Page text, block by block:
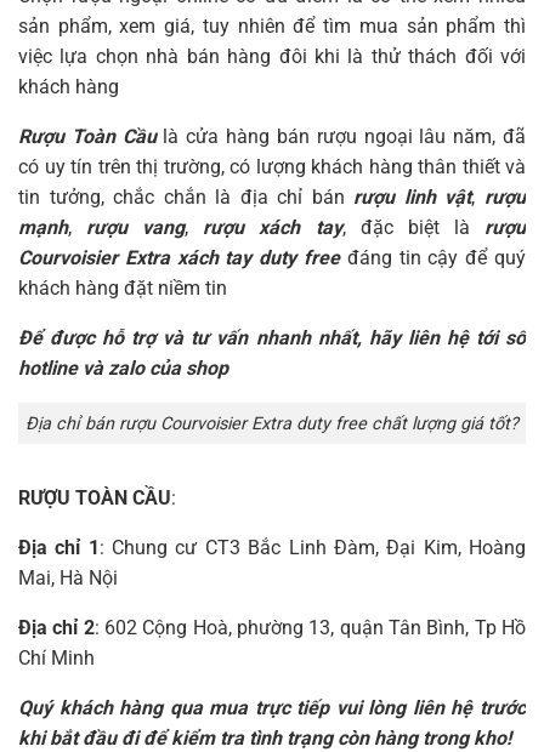
sản phẩm, xem giá, tuy nhiên để tìm mua sản phẩm thì
việc lựa chọn nhà bán hàng đôi khi là thử thách đối với
khách hàng
Rượu Toàn Cầulà cửa hàng bán rượu ngoại lâu năm, đã
có uy tín trên thị trường, có lượng khách hàng thân thiết và
tin tưởng, chắc chắn là địa chỉ bán rượu linh vật, rượu
mạnh, rượu vang, rượu xách tay, đặc biệt là rượu
Courvoisier Extra xách tay duty freeđáng tin cậy để quý
khách hàng đặt niềm tin
Để được hỗ trợ và tư vấn nhanh nhất, hãy liên hệ tới số
hotline và zalo của shop
Địa chỉ bán rượu Courvoisier Extra duty free chất lượng giá tốt?
RƯỢU TOÀN CẦU:
Địa chỉ 1 : Chung cư CT3 Bắc Linh Đàm, Đại Kim, Hoàng
Mai, Hà Nội
Địa chỉ 2: 602 Cộng Hoà, phường 13, quận Tân Bình, Tp Hồ
Chí Minh
Quý khách hàng qua mua trực tiếp vui lòng liên hệ trước
khi bắt đầu đi để kiểm tra tình trạng còn hàng trong kho!